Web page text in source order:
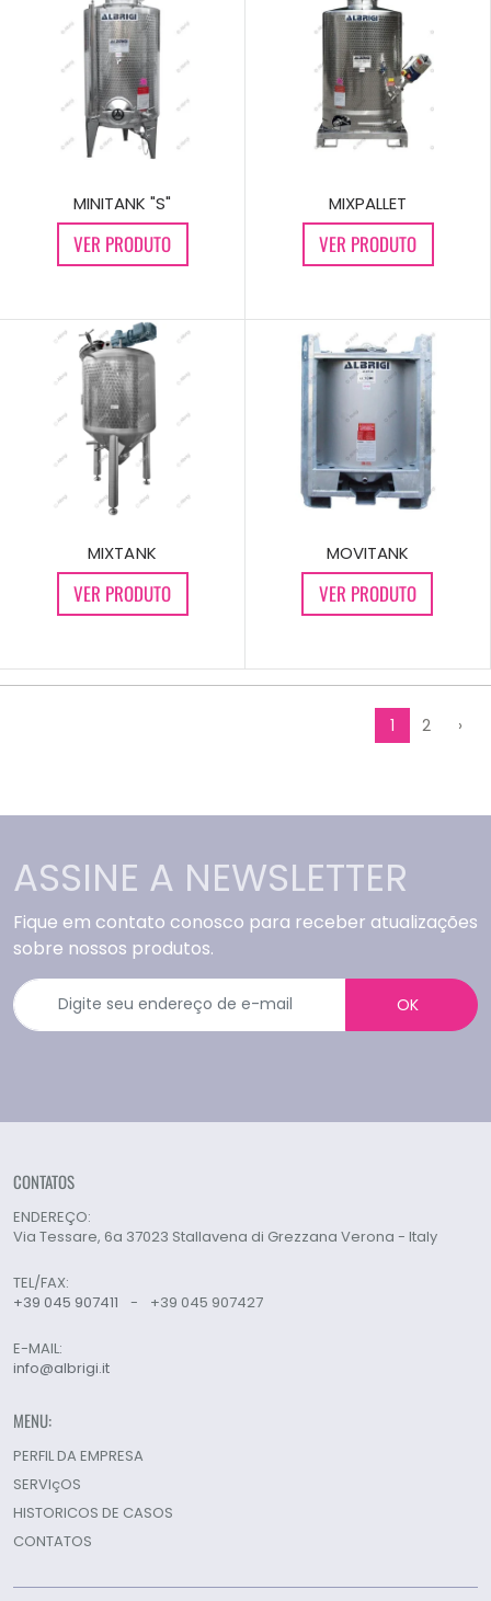
MINITANK "S"
VER PRODUTO
MIXPALLET
VER PRODUTO
MIXTANK
VER PRODUTO
MOVITANK
VER PRODUTO
1 2 ›
ASSINE A NEWSLETTER
Fique em contato conosco para receber atualizações
sobre nossos produtos.
OK
CONTATOS
ENDEREÇO:
Via Tessare, 6a 37023 Stallavena di Grezzana Verona - Italy
TEL/FAX:
+39 045 907411
- +39 045 907427
E-MAIL:
info@albrigi.it
MENU:
PERFIL DA EMPRESA
SERVIçOS
HISTORICOS DE CASOS
CONTATOS